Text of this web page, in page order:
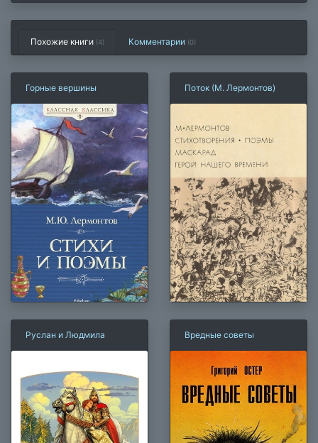
Похожие книги (4) Комментарии (0)
Горные вершины Поток (М. Лермонтов)
Руслан и Людмила Вредные советы